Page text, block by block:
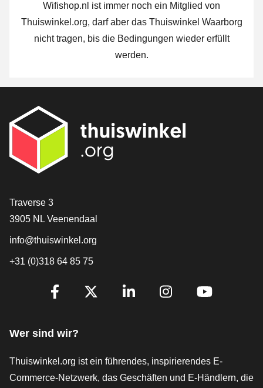
Wifishop.nl ist immer noch ein Mitglied von
Thuiswinkel.org, darf aber das Thuiswinkel Waarborg
nicht tragen, bis die Bedingungen wieder erfüllt
werden.
[_General:Contact]
Traverse 3
3905 NL Veenendaal
info@thuiswinkel.org
+31 (0)318 64 85 75
[_General:SocialMediaTitle]
Wer sind wir?
Thuiswinkel.org ist ein führendes, inspirierendes E-
Commerce-Netzwerk, das Geschäften und E-Händlern, die